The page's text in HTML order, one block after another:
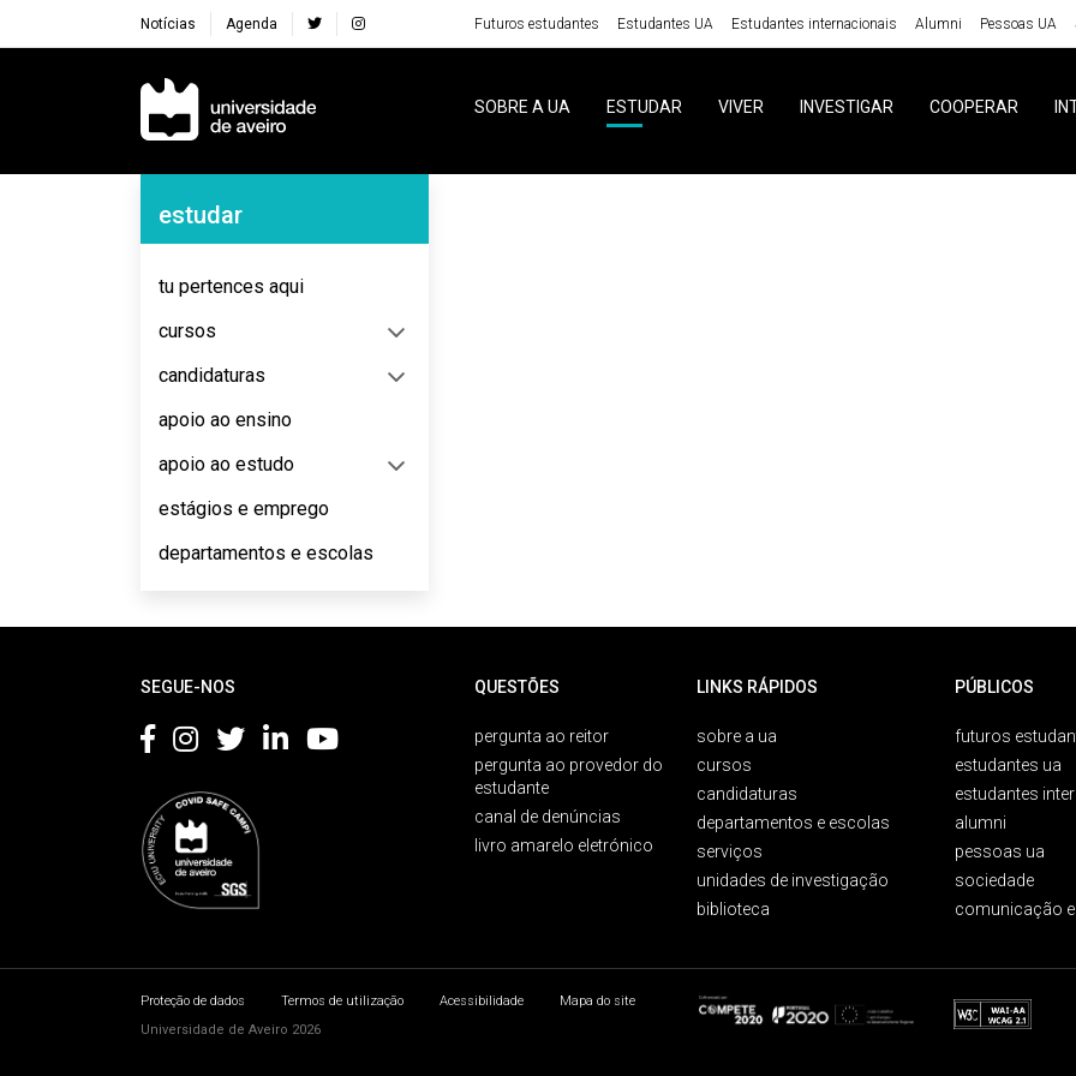
Notícias Agenda Futuros estudantes Estudantes UA Estudantes internacionais Alumni Pessoas UA
Navegação Principal
SOBRE A UA ESTUDAR VIVER INVESTIGAR COOPERAR
Navegação Lateral
estudar
tu pertences aqui
cursos
candidaturas
apoio ao ensino
apoio ao estudo
estágios e emprego
departamentos e escolas
SEGUE-NOS QUESTÕES
pergunta ao reitor
pergunta ao provedor do
estudante
canal de denúncias
livro amarelo eletrónico
LINKS RÁPIDOS
sobre a ua
cursos
candidaturas
departamentos e escolas
serviços
unidades de investigação
biblioteca
PÚBLICOS
futuros
estudantes ua
estudantes
alumni
pessoas ua
sociedade
comunicação
Proteção de dados Termos de utilização Acessibilidade
Mapa do site
Universidade de Aveiro 2026